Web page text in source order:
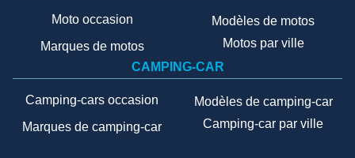
Moto occasion
Marques de motos
Modèles de motos
Motos par ville
CAMPING-CAR
Camping-cars occasion
Marques de camping-car
Modèles de camping-car
Camping-car par ville